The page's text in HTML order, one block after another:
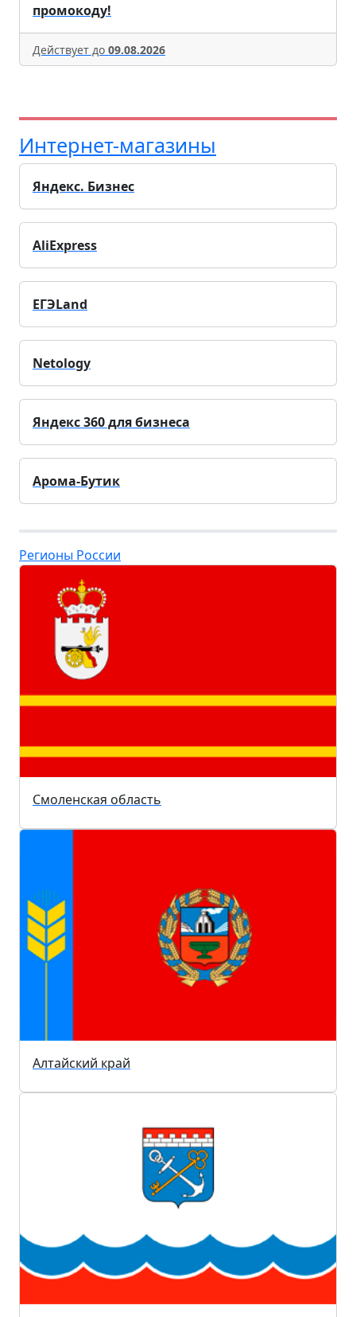
промокоду!
Действует до 09.08.2026
Интернет-магазины
Яндекс. Бизнес
AliExpress
ЕГЭLand
Netology
Яндекс 360 для бизнеса
Арома-Бутик
Регионы России
Смоленская область
Алтайский край